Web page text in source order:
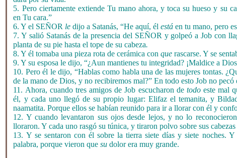
5. Pero ciertamente extiende Tu mano ahora, y toca su hueso y su
en Tu cara.”
6. Y el SEÑOR le dijo a Satanás, “He aquí, élestá en tu mano, pero
7. Y salió Satanás de la presencia del SEÑOR y golpeó a Job con
planta de su pie hasta el tope de su cabeza.
8. Y él tomaba una pieza rota de cerámica conque rascarse. Y se
9. Y su esposa le dijo, “¿Aun mantienes tu integridad? ¡Maldice a
10. Pero él le dijo, “Hablas como habla una de las mujeres tontas.
de la mano de Dios, y no recibiremos mal?” En todo esto Job no pecó
11. Ahora, cuando tres amigos de Job escucharon de todoeste mal
él, y cada uno llegó de su propio lugar: Elifaz el temanita, y
naamatita. Porque ellos se habían reunido para ir a llorar con él y
12. Y cuando levantaron sus ojos desde lejos, y no lo
lloraron. Y cada uno rasgó su túnica, y tiraron polvo sobre sus
13. Y se sentaron con él sobre la tierra siete días y siete noches.
palabra, porque vieron quesu dolor era muy grande.